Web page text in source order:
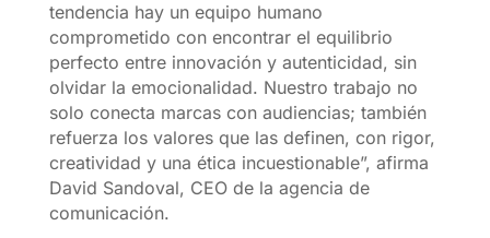
tendencia hay un equipo humano
comprometido con encontrar el equilibrio
perfecto entre innovación y autenticidad, sin
olvidar la emocionalidad. Nuestro trabajo no
solo conecta marcas con audiencias; también
refuerza los valores que las definen, con rigor,
creatividad y una ética incuestionable”, afirma
David Sandoval, CEO de la agencia de
comunicación.